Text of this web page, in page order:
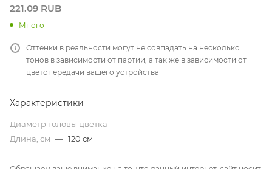
221.09 RUB
Много
Оттенки в реальности могут не совпадать на несколько
тонов в зависимости от партии, а так же в зависимости от
цветопередачи вашего устройства
Характеристики
Диаметр головы цветка — -
Длина, см — 120 см